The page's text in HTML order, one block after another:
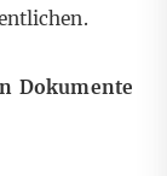
Dokumente